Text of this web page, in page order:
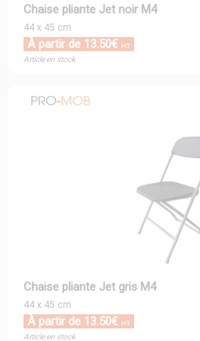
Chaise pliante Jet noir M4
44 x 45 cm
À partir de 13.50€ HT
Article en stock
Chaise pliante Jet gris M4
44 x 45 cm
À partir de 13.50€ HT
Article en stock